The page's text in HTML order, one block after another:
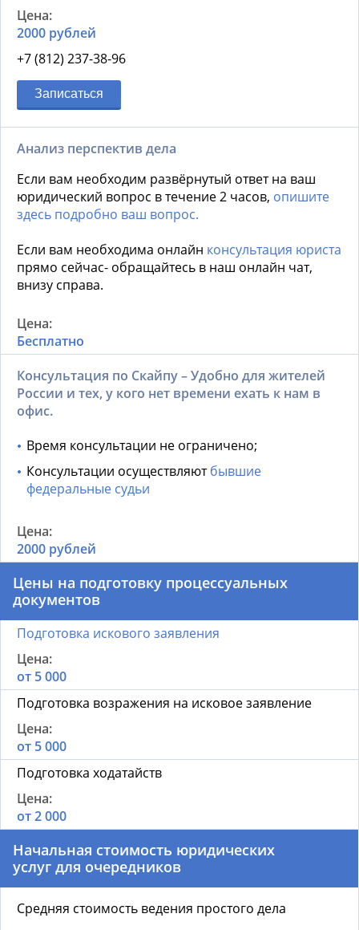
2000 рублей
+7 (812) 237-38-96
Записаться
Анализ перспектив дела
Если вам необходим развёрнутый ответ на ваш
юридический вопрос в течение 2 часов, опишите
здесь подробно ваш вопрос.
Если вам необходима онлайн консультация юриста
прямо сейчас- обращайтесь в наш онлайн чат,
внизу справа.
Бесплатно
Консультация по Скайпу – Удобно для жителей
России и тех, у кого нет времени ехать к нам в
офис.
Время консультации не ограничено;
Консультации осуществляютбывшие
федеральные судьи
2000 рублей
Цены на подготовку процессуальных
документов
Подготовка искового заявления
от 5 000
Подготовка возражения на исковое заявление
от 5 000
Подготовка ходатайств
от 2 000
Начальная стоимость юридических
услуг для очередников
Средняя стоимость ведения простого дела